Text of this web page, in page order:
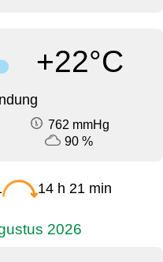
+22°C
762 mmHg
90 %
14 h 21 min
2026